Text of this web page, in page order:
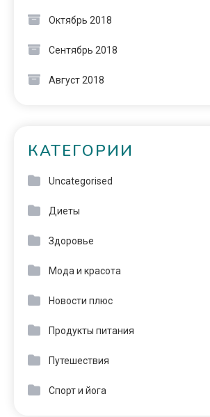
Октябрь 2018
Сентябрь 2018
Август 2018
КАТЕГОРИИ
Uncategorised
Диеты
Здоровье
Мода и красота
Новости плюс
Продукты питания
Путешествия
Спорт и йога